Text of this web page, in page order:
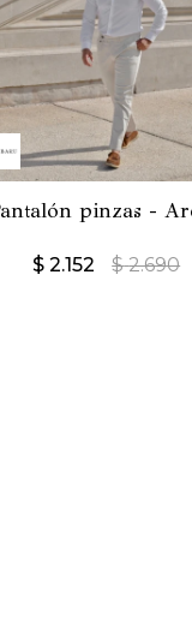
pinzas -
$ 2.152 $ 2.690